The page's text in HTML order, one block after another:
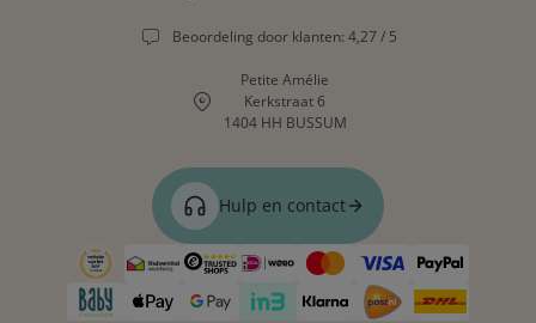
Beoordeling door klanten: 4,27 / 5
Petite Amélie
Kerkstraat 6
1404 HH BUSSUM
Hulp en contact